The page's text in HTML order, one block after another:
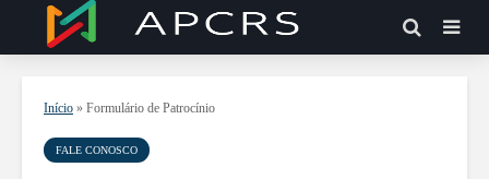
Início » Formulário de Patrocínio
FALE CONOSCO